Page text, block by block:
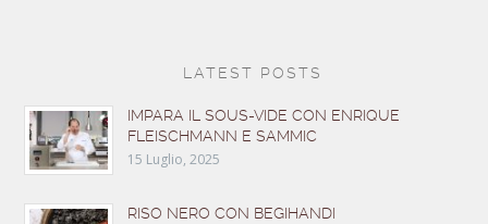
LATEST POSTS
IMPARA IL SOUS-VIDE CON ENRIQUE
FLEISCHMANN E SAMMIC
15 Luglio, 2025
RISO NERO CON BEGIHANDI